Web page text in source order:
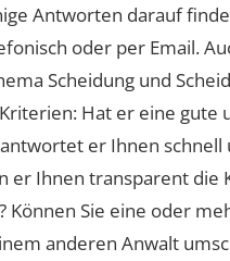
Antworten darauf
oder per Email.
Scheidung und
Hat er eine gute
er Ihnen schnell
er Ihnen transparent die
Können Sie eine oder
anderen Anwalt